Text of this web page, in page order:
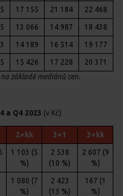
17 155 21 184 22 468
13 066 14 987 18 438
14 189 16 514 19 177
15 426 17 228
20 371
základě mediánů cen.
a Q4 2023 (v Kč)
2+kk 3+1 3+kk
1 103 (5
%)
2 538
(10 %)
2 607 (9
%)
1 080 (7
%)
2 423
(13 %)
167 (1
%)